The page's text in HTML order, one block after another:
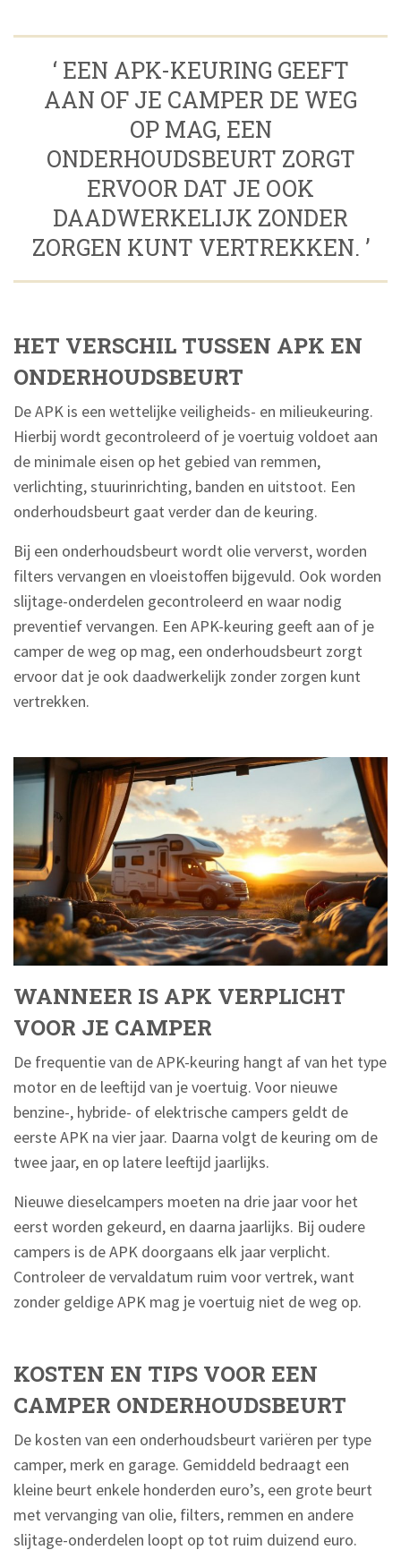
‘ EEN APK-KEURING GEEFT
AAN OF JE CAMPER DE WEG
OP MAG, EEN
ONDERHOUDSBEURT ZORGT
ERVOOR DAT JE OOK
DAADWERKELIJK ZONDER
ZORGEN KUNT VERTREKKEN. ’
HET VERSCHIL TUSSEN APK EN
ONDERHOUDSBEURT
De APK is een wettelijke veiligheids- en milieukeuring.
Hierbij wordt gecontroleerd of je voertuig voldoet aan
de minimale eisen op het gebied van remmen,
verlichting, stuurinrichting, banden en uitstoot. Een
onderhoudsbeurt gaat verder dan de keuring.
Bij een onderhoudsbeurt wordt olie ververst, worden
filters vervangen en vloeistoffen bijgevuld. Ook worden
slijtage-onderdelen gecontroleerd en waar nodig
preventief vervangen. Een APK-keuring geeft aan of je
camper de weg op mag, een onderhoudsbeurt zorgt
ervoor dat je ook daadwerkelijk zonder zorgen kunt
vertrekken.
WANNEER IS APK VERPLICHT
VOOR JE CAMPER
De frequentie van de APK-keuring hangt af van het type
motor en de leeftijd van je voertuig. Voor nieuwe
benzine-, hybride- of elektrische campers geldt de
eerste APK na vier jaar. Daarna volgt de keuring om de
twee jaar, en op latere leeftijd jaarlijks.
Nieuwe dieselcampers moeten na drie jaar voor het
eerst worden gekeurd, en daarna jaarlijks. Bij oudere
campers is de APK doorgaans elk jaar verplicht.
Controleer de vervaldatum ruim voor vertrek, want
zonder geldige APK mag je voertuig niet de weg op.
KOSTEN EN TIPS VOOR EEN
CAMPER ONDERHOUDSBEURT
De kosten van een onderhoudsbeurt variëren per type
camper, merk en garage. Gemiddeld bedraagt een
kleine beurt enkele honderden euro’s, een grote beurt
met vervanging van olie, filters, remmen en andere
slijtage-onderdelen loopt op tot ruim duizend euro.